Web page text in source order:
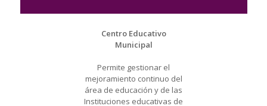
Centro Educativo
Municipal
Permite gestionar el
mejoramiento continuo del
área de educación y de las
Instituciones educativas de